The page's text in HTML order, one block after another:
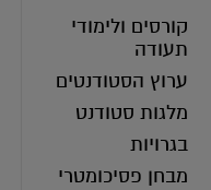
קורסים ולימודי
תעודה
ערוץ הסטודנטים
מלגות סטודנט
בגרויות
מבחן פסיכומטרי